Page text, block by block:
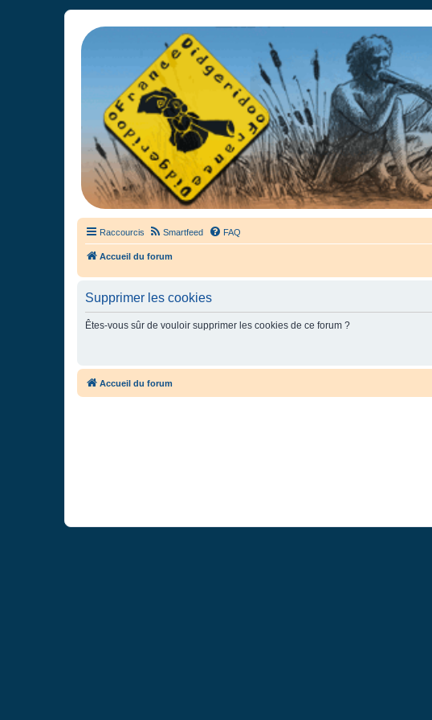
France Didgeridoo
Didgeridoo et Guimbarde sur France Didgeridoo - retrouvez la communauté.
Raccourcis Smartfeed FAQ
Accueil du forum
Supprimer les cookies
Êtes-vous sûr de vouloir supprimer les cookies de ce forum ?
Accueil du forum